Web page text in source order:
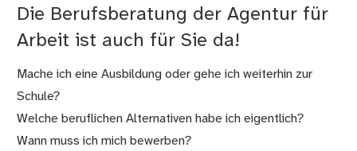
Die Berufsberatung der Agentur für
Arbeit ist auch für Sie da!
Mache ich eine Ausbildung oder gehe ich weiterhin zur
Schule?
Welche beruflichen Alternativen habe ich eigentlich?
Wann muss ich mich bewerben?